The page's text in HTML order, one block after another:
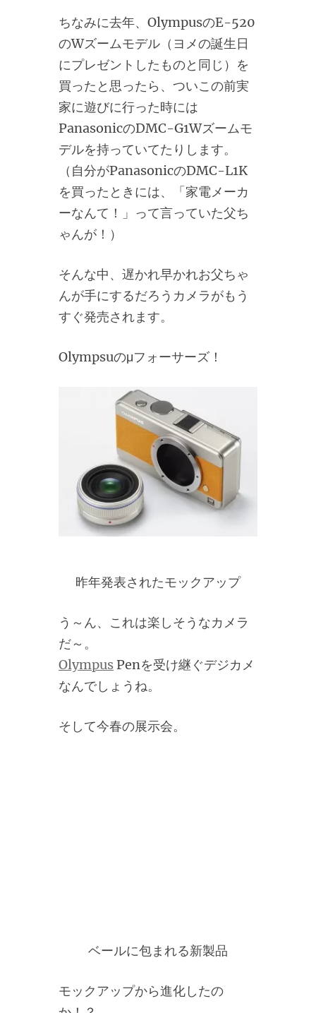
ちなみに去年、OlympusのE-520
のWズームモデル（ヨメの誕生日
にプレゼントしたものと同じ）を
買ったと思ったら、ついこの前実
家に遊びに行った時には
PanasonicのDMC-G1Wズームモ
デルを持っていてたりします。
（自分がPanasonicのDMC-L1K
を買ったときには、「家電メーカ
ーなんて！」って言っていた父ち
ゃんが！）
そんな中、遅かれ早かれお父ちゃ
んが手にするだろうカメラがもう
すぐ発売されます。
Olympsuのμフォーサーズ！
昨年発表されたモックアップ
う～ん、これは楽しそうなカメラ
だ～。
Olympus Penを受け継ぐデジカメ
なんでしょうね。
そして今春の展示会。
ベールに包まれる新製品
モックアップから進化したの